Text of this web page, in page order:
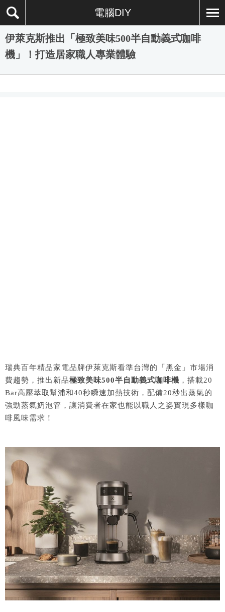
電腦DIY
伊萊克斯推出「極致美味500半自動義式咖啡
機」！打造居家職人專業體驗
瑞典百年精品家電品牌伊萊克斯看準台灣的「黑金」市場消
費趨勢，推出新品極致美味500半自動義式咖啡機 ，搭載20
Bar高壓萃取幫浦和40秒瞬速加熱技術，配備20秒出蒸氣的
強勁蒸氣奶泡管，讓消費者在家也能以職人之姿實現多樣咖
啡風味需求！